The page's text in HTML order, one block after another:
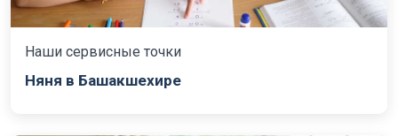
Наши сервисные точки
Няня в Башакшехире